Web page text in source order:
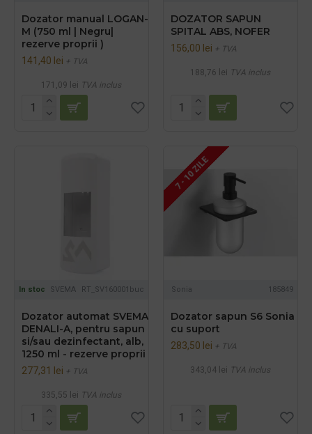
Dozator manual LOGAN-
M (750 ml | Negru|
rezerve proprii )
141,40 lei + TVA
171,09 lei TVA inclus
DOZATOR SAPUN
SPITAL ABS, NOFER
156,00 lei + TVA
188,76 lei TVA inclus
In stoc SVEMA RT_SV160001buc
Dozator automat SVEMA
DENALI-A, pentru sapun
si/sau dezinfectant, alb,
1250 ml - rezerve proprii
277,31 lei + TVA
335,55 lei TVA inclus
7 - 10 ZILE
Sonia 185849
Dozator sapun S6 Sonia
cu suport
283,50 lei + TVA
343,04 lei TVA inclus